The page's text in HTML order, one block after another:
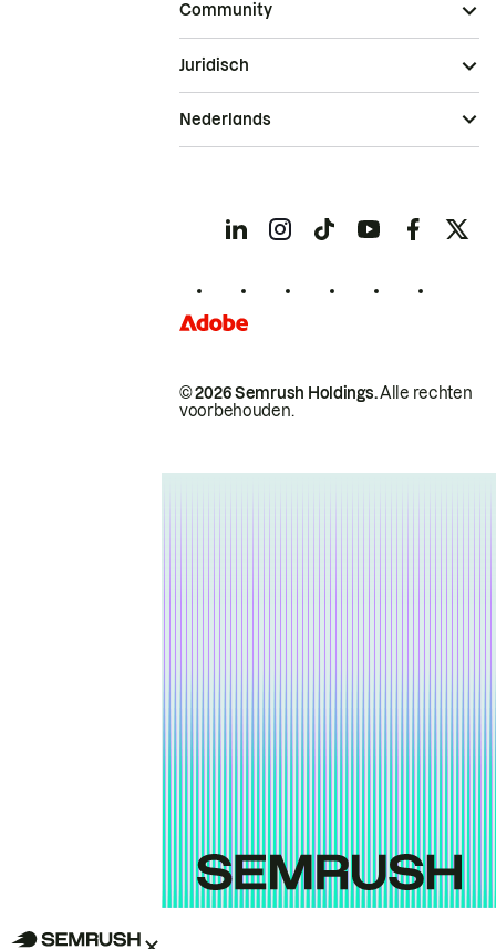
Community
© 2026 Semrush Holdings.Alle rechten
voorbehouden.
Juridisch
Nederlands